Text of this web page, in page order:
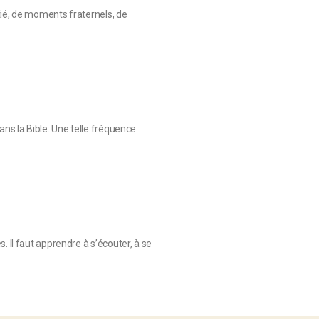
de moments fraternels, de
la Bible. Une telle fréquence
Il faut apprendre à s’écouter, à se